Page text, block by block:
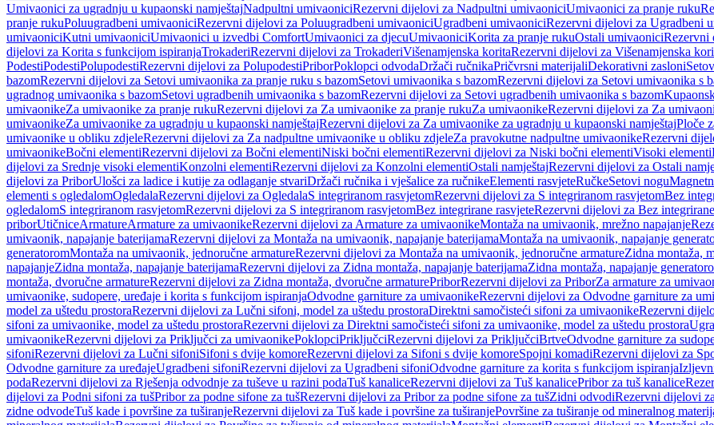
Umivaonici za ugradnju u kupaonski namještajNadpultni umivaoniciRezervni dijelovi za Nadpultni umivaoniciUmivaonici za pranje ruku
pranje rukuPoluugradbeni umivaoniciRezervni dijelovi za Poluugradbeni umivaoniciUgradbeni umivaoniciRezervni dijelovi za Ugradbeni
umivaoniciKutni umivaoniciUmivaonici u izvedbi ComfortUmivaonici za djecuUmivaoniciKorita za pranje rukuOstali umivaoniciRezervni
dijelovi za Korita s funkcijom ispiranjaTrokaderiRezervni dijelovi za TrokaderiVišenamjenska koritaRezervni dijelovi za Višenamjenska
PodestiPodestiPolupodestiRezervni dijelovi za PolupodestiPriborPoklopci odvodaDržači ručnikaPričvrsni materijaliDekorativni zasloni
bazomRezervni dijelovi za Setovi umivaonika za pranje ruku s bazomSetovi umivaonika s bazomRezervni dijelovi za Setovi umivaonika s
ugradnog umivaonika s bazomSetovi ugradbenih umivaonika s bazomRezervni dijelovi za Setovi ugradbenih umivaonika s bazom
umivaonikeZa umivaonike za pranje rukuRezervni dijelovi za Za umivaonike za pranje rukuZa umivaonikeRezervni dijelovi za Za
umivaonikeZa umivaonike za ugradnju u kupaonski namještajRezervni dijelovi za Za umivaonike za ugradnju u kupaonski namještajPloče
umivaonike u obliku zdjeleRezervni dijelovi za Za nadpultne umivaonike u obliku zdjeleZa pravokutne nadpultne umivaonikeRezervni
umivaonikeBočni elementiRezervni dijelovi za Bočni elementiNiski bočni elementiRezervni dijelovi za Niski bočni elementiVisoki elementi
dijelovi za Srednje visoki elementiKonzolni elementiRezervni dijelovi za Konzolni elementiOstali namještajRezervni dijelovi za Ostali
dijelovi za PriborUlošci za ladice i kutije za odlaganje stvariDržači ručnika i vješalice za ručnikeElementi rasvjeteRučkeSetovi nogu
elementi s ogledalomOgledalaRezervni dijelovi za OgledalaS integriranom rasvjetomRezervni dijelovi za S integriranom rasvjetomBez
ogledalomS integriranom rasvjetomRezervni dijelovi za S integriranom rasvjetomBez integrirane rasvjeteRezervni dijelovi za Bez
priborUtičniceArmatureArmature za umivaonikeRezervni dijelovi za Armature za umivaonikeMontaža na umivaonik, mrežno napajanje
umivaonik, napajanje baterijamaRezervni dijelovi za Montaža na umivaonik, napajanje baterijamaMontaža na umivaonik, napajanje
generatoromMontaža na umivaonik, jednoručne armatureRezervni dijelovi za Montaža na umivaonik, jednoručne armatureZidna montaža,
napajanjeZidna montaža, napajanje baterijamaRezervni dijelovi za Zidna montaža, napajanje baterijamaZidna montaža, napajanje
montaža, dvoručne armatureRezervni dijelovi za Zidna montaža, dvoručne armaturePriborRezervni dijelovi za PriborZa armature za
umivaonike, sudopere, uređaje i korita s funkcijom ispiranjaOdvodne garniture za umivaonikeRezervni dijelovi za Odvodne garniture za
model za uštedu prostoraRezervni dijelovi za Lučni sifoni, model za uštedu prostoraDirektni samočisteći sifoni za umivaonikeRezervni
sifoni za umivaonike, model za uštedu prostoraRezervni dijelovi za Direktni samočisteći sifoni za umivaonike, model za uštedu prostora
umivaonikeRezervni dijelovi za Priključci za umivaonikePoklopciPriključciRezervni dijelovi za PriključciBrtveOdvodne garniture za
sifoniRezervni dijelovi za Lučni sifoniSifoni s dvije komoreRezervni dijelovi za Sifoni s dvije komoreSpojni komadiRezervni dijelovi za
Odvodne garniture za uređajeUgradbeni sifoniRezervni dijelovi za Ugradbeni sifoniOdvodne garniture za korita s funkcijom ispiranja
podaRezervni dijelovi za Rješenja odvodnje za tuševe u razini podaTuš kanaliceRezervni dijelovi za Tuš kanalicePribor za tuš kanalice
dijelovi za Podni sifoni za tušPribor za podne sifone za tušRezervni dijelovi za Pribor za podne sifone za tušZidni odvodiRezervni dijelovi
zidne odvodeTuš kade i površine za tuširanjeRezervni dijelovi za Tuš kade i površine za tuširanjePovršine za tuširanje od mineralnog